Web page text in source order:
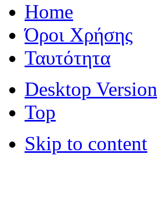
Home
Όροι Χρήσης
Ταυτότητα
Desktop Version
Top
Skip to content